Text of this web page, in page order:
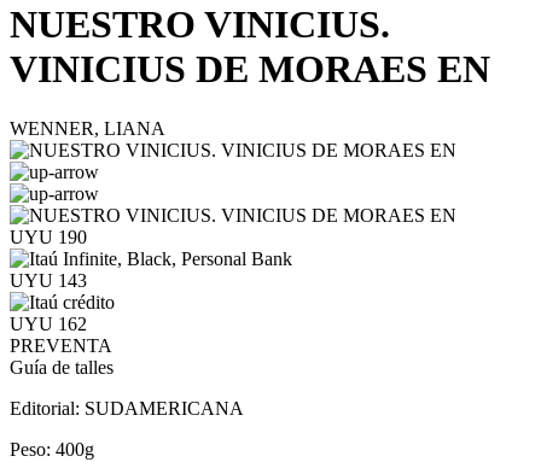
NUESTRO VINICIUS.
VINICIUS DE MORAES EN
WENNER, LIANA
UYU 190
UYU 143
UYU 162
PREVENTA
Guía de talles
Editorial: SUDAMERICANA
Peso: 400g